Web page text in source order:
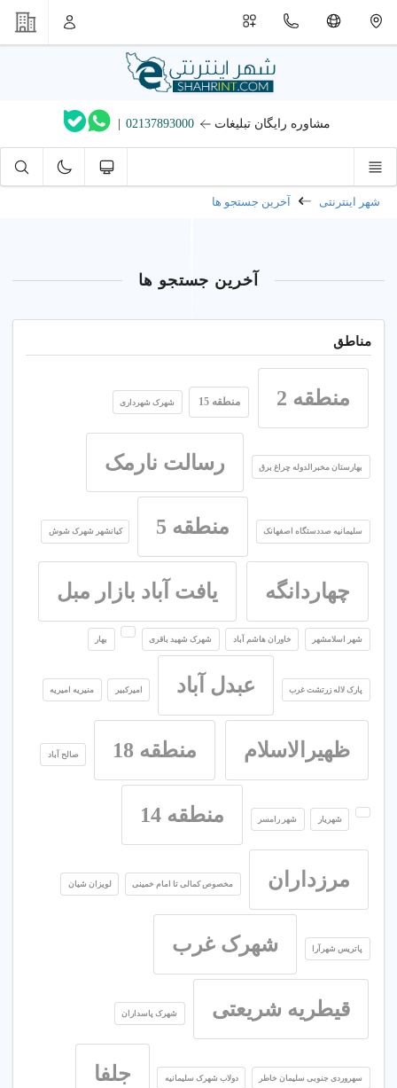
مشاوره رایگان تبلیغات 02137893000
|
شهر اینترنتی آخرین جستجو ها
آخرین جستجو ها
مناطق
منطقه 2 منطقه 15 شهرک شهرداری
بهارستان مخبرالدوله چراغ برق رسالت نارمک
سلیمانیه صددستگاه اصفهانک منطقه 5 کیانشهر شهرک شوش
چهاردانگه یافت آباد بازار مبل
شهر اسلامشهر خاوران هاشم آباد شهرک شهید باقری بهار
پارک لاله زرتشت غرب عبدل آباد امیرکبیر منیریه امیریه
ظهیرالاسلام منطقه 18 صالح آباد
شهریار شهر رامسر منطقه 14
مرزداران مخصوص کمالی تا امام خمینی لویزان شیان
پاتریس شهرآرا شهرک غرب
قیطریه شریعتی شهرک پاسداران
سهروردی جنوبی سلیمان خاطر دولاب شهرک سلیمانیه جلفا